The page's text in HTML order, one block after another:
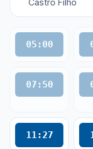
Castro Filho
05:00
07:50
11:27